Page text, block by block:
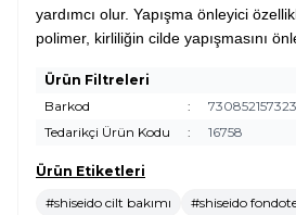
yardımcı olur. Yapışma önleyici
polimer, kirliliğin cilde yapışmasını
Ürün Filtreleri
Barkod
:
730852157323
Tedarikçi Ürün Kodu
: 16758
Ürün Etiketleri
#shiseido cilt bakımı
#shiseido